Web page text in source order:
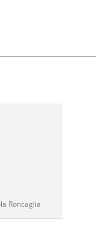
Roncaglia